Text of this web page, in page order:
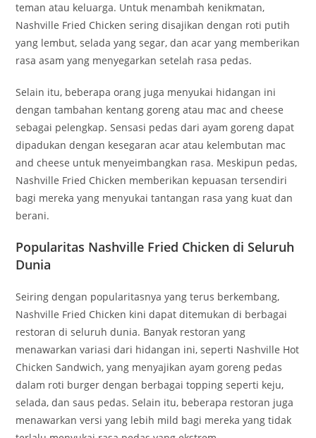
teman atau keluarga. Untuk menambah kenikmatan,
Nashville Fried Chicken sering disajikan dengan roti putih
yang lembut, selada yang segar, dan acar yang memberikan
rasa asam yang menyegarkan setelah rasa pedas.
Selain itu, beberapa orang juga menyukai hidangan ini
dengan tambahan kentang goreng atau mac and cheese
sebagai pelengkap. Sensasi pedas dari ayam goreng dapat
dipadukan dengan kesegaran acar atau kelembutan mac
and cheese untuk menyeimbangkan rasa. Meskipun pedas,
Nashville Fried Chicken memberikan kepuasan tersendiri
bagi mereka yang menyukai tantangan rasa yang kuat dan
berani.
Popularitas Nashville Fried Chicken di Seluruh
Dunia
Seiring dengan popularitasnya yang terus berkembang,
Nashville Fried Chicken kini dapat ditemukan di berbagai
restoran di seluruh dunia. Banyak restoran yang
menawarkan variasi dari hidangan ini, seperti Nashville Hot
Chicken Sandwich, yang menyajikan ayam goreng pedas
dalam roti burger dengan berbagai topping seperti keju,
selada, dan saus pedas. Selain itu, beberapa restoran juga
menawarkan versi yang lebih mild bagi mereka yang tidak